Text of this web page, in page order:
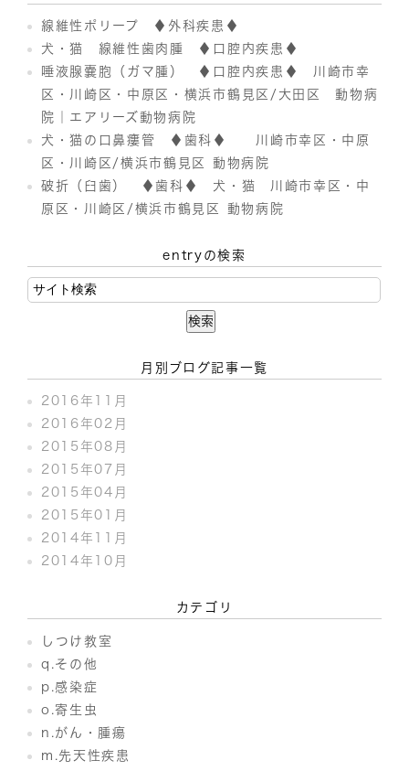
線維性ポリープ ♦外科疾患♦
犬・猫 線維性歯肉腫 ♦口腔内疾患♦
唾液腺嚢胞（ガマ腫） ♦口腔内疾患♦ 川崎市幸
区・川崎区・中原区・横浜市鶴見区/大田区 動物病
院｜エアリーズ動物病院
犬・猫の口鼻瘻管 ♦歯科♦ 川崎市幸区・中原
区・川崎区/横浜市鶴見区 動物病院
破折（臼歯） ♦歯科♦ 犬・猫 川崎市幸区・中
原区・川崎区/横浜市鶴見区 動物病院
entryの検索
月別ブログ記事一覧
2016年11月
2016年02月
2015年08月
2015年07月
2015年04月
2015年01月
2014年11月
2014年10月
カテゴリ
しつけ教室
q.その他
p.感染症
o.寄生虫
n.がん・腫瘍
m.先天性疾患